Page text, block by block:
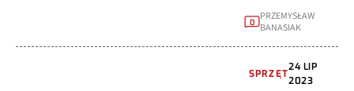
0
PRZEMYSŁAW
BANASIAK
SPRZĘT
24 LIP
2023